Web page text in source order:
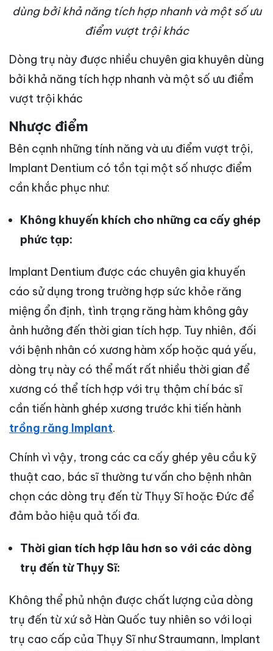
dùng bởi khả năng tích hợp nhanh và một số ưu
điểm vượt trội khác
Dòng trụ này được nhiều chuyên gia khuyên dùng
bởi khả năng tích hợp nhanh và một số ưu điểm
vượt trội khác
Nhược điểm
Bên cạnh những tính năng và ưu điểm vượt trội,
Implant Dentium có tồn tại một số nhược điểm
cần khắc phục như:
Không khuyến khích cho những ca cấy ghép
phức tạp:
Implant Dentium được các chuyên gia khuyến
cáo sử dụng trong trường hợp sức khỏe răng
miệng ổn định, tình trạng răng hàm không gây
ảnh hưởng đến thời gian tích hợp. Tuy nhiên, đối
với bệnh nhân có xương hàm xốp hoặc quá yếu,
dòng trụ này có thể mất rất nhiều thời gian để
xương có thể tích hợp với trụ thậm chí bác sĩ
cần tiến hành ghép xương trước khi tiến hành
trồng răng Implant.
Chính vì vậy, trong các ca cấy ghép yêu cầu kỹ
thuật cao, bác sĩ thường tư vấn cho bệnh nhân
chọn các dòng trụ đến từ Thụy Sĩ hoặc Đức để
đảm bảo hiệu quả tối đa.
Thời gian tích hợp lâu hơn so với các dòng
trụ đến từ Thụy Sĩ:
Không thể phủ nhận được chất lượng của dòng
trụ đến từ xứ sở Hàn Quốc tuy nhiên so với loại
trụ cao cấp của Thụy Sĩ như Straumann, Implant